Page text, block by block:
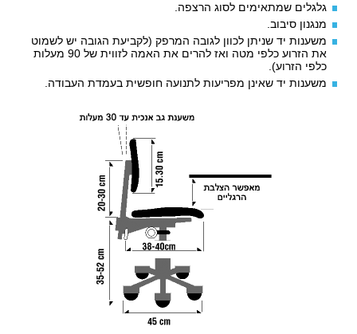
גלגלים שמתאימים לסוג הרצפה.
מנגנון סיבוב.
משענות יד שניתן לכוון לגובה המרפק (לקביעת הגובה יש לשמוט
את הזרוע כלפי מטה ואז להרים את האמה לזווית של 90 מעלות
כלפי הזרוע).
משענות יד שאינן מפריעות לתנועה חופשית בעמדת העבודה.